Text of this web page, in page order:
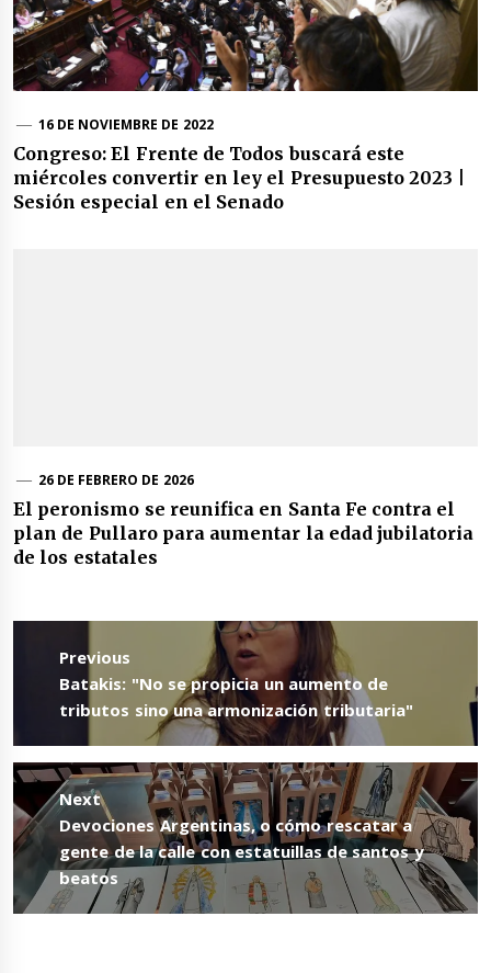
16 DE NOVIEMBRE DE 2022
Congreso: El Frente de Todos buscará este
miércoles convertir en ley el Presupuesto 2023 |
Sesión especial en el Senado
26 DE FEBRERO DE 2026
El peronismo se reunifica en Santa Fe contra el
plan de Pullaro para aumentar la edad jubilatoria
de los estatales
Navegación
entradas
Previous
Previous
post:
Batakis: "No se propicia un aumento de
tributos sino una armonización tributaria"
Next
Next
post:
Devociones Argentinas, o cómo rescatar a
gente de la calle con estatuillas de santos y
beatos